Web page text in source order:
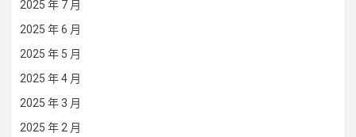
2025 年 7 月
2025 年 6 月
2025 年 5 月
2025 年 4 月
2025 年 3 月
2025 年 2 月